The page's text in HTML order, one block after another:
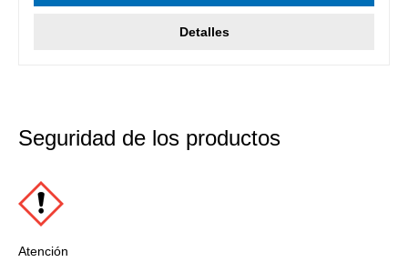
Detalles
Seguridad de los productos
Atención